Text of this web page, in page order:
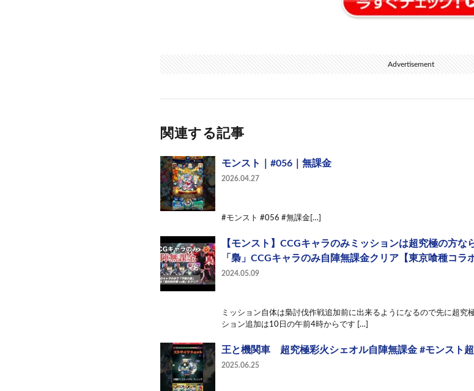
Advertisement
関連する記事
モンスト｜#056｜無課金
2026.04.27
#モンスト #056 #無課金[…]
【モンスト】CCGキャラのみミッションは超究極の方
「梟」CCGキャラのみ自陣無課金クリア【東京喰種コラ
2024.05.09
ミッション自体は梟討伐作戦追加前に出来るようになるので先に超
ション追加は10日の午前4時からです […]
王と機関車 超究極彩火シェオル自陣無課金 #モンスト超
2025.06.25